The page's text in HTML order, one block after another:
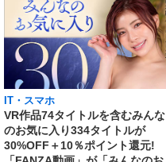
IT・スマホ
VR作品74タイトルを含むみんな
のお気に入り334タイトルが
30%OFF＋10％ポイント還元!